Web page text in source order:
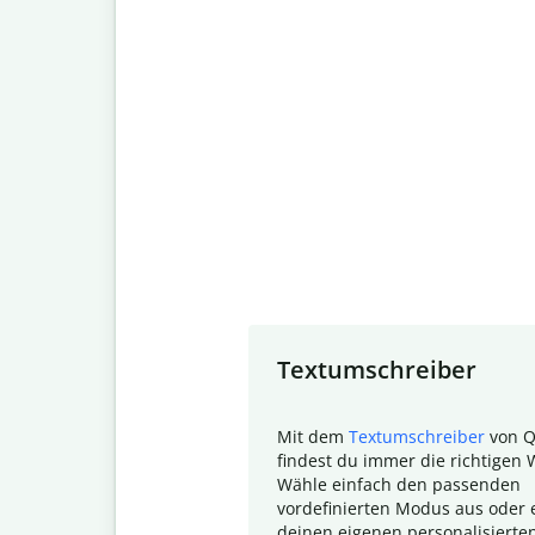
Textumschreiber
Mit dem Textumschreiber von
findest du immer die richtigen
Wähle einfach den passenden
vordefinierten Modus aus oder